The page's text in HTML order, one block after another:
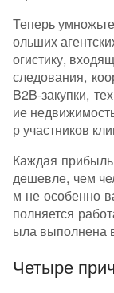
Теперь
ольших
огистику,
следования,
B2B-закупки,
ие
р участников
Каждая
дешевле, чем
м не особенно
полняется
ыла выполнена
Четыре